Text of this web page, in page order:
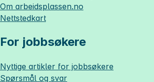
Om arbeidsplassen.no
Nettstedkart
For jobbsøkere
Nyttige artikler for jobbsøkere
Spørsmål og svar